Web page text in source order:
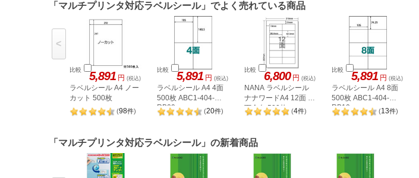
「マルチプリンタ対応ラベルシール」でよく売れている商品
比較 5,891 円 (税込)
ラベルシール A4 ノー
カット 500枚
(98件)
比較 5,891 円 (税込)
ラベルシール A4 4面
500枚 ABC1-404-
RB09
(20件)
比較 6,800 円 (税込)
NANA ラベルシール
ナナワードA4 12面 上
下余白 500枚
LDW12P
(4件)
比較 5,891 円 (税込)
ラベルシール A4 8面
500枚 ABC1-404-
RB10
(13件)
<
「マルチプリンタ対応ラベルシール」の新着商品